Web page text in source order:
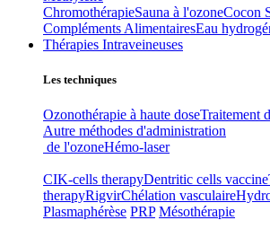
ChromothérapieSauna à l'ozoneCocon
Compléments AlimentairesEau
Thérapies Intraveineuses
Les techniques
Ozonothérapie à haute doseTraitement
Autre méthodes d'administration
de l'ozoneHémo-laser
CIK-cells therapyDentritic cells vaccine
therapyRigvirChélation vasculaire
Plasmaphérèse PRP Mésothérapie